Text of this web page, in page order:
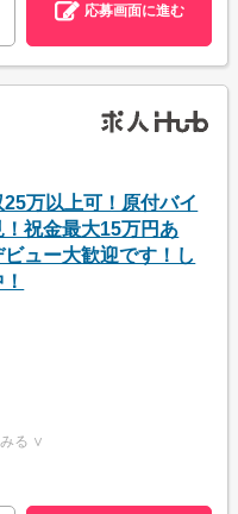
応募画面に進む
25万以上可！原付バイ
！祝金最大15万円あ
ビュー大歓迎です！し
る ∨